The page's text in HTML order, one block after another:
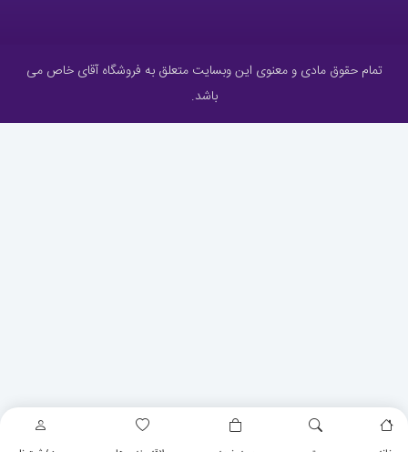
تمام حقوق مادی و معنوی این وبسایت متعلق به فروشگاه آقای خاص می
باشد.